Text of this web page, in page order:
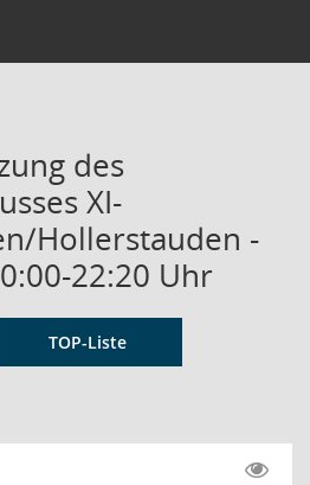
des
XI-
Hollerstauden -
22:20 Uhr
TOP-Liste